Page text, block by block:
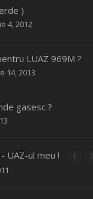
)
4, 2012
LUAZ 969M ?
14, 2013
gasesc ?
UAZ-ul meu !